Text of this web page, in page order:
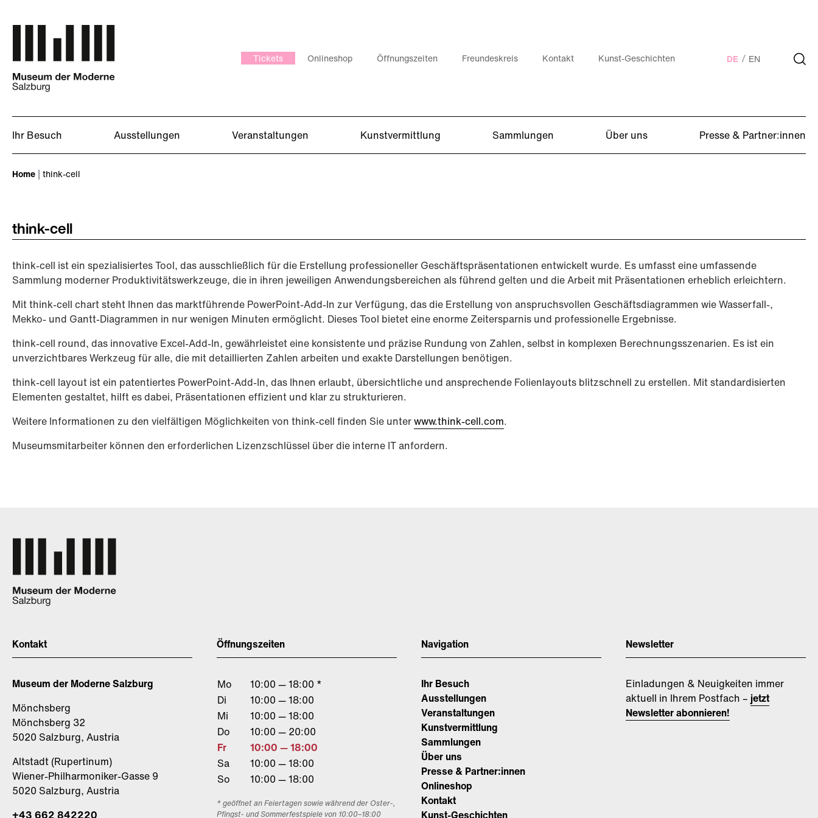
Tickets Onlineshop Öffnungszeiten Freundeskreis Kontakt Kunst-Geschichten DE EN
Ihr Besuch Ausstellungen Veranstaltungen Kunstvermittlung Sammlungen Über uns
Presse & Partner:innen
Home think-cell
think-cell
think-cell ist ein spezialisiertes Tool, das ausschließlich für die Erstellung professioneller Geschäftspräsentationen entwickelt wurde. Es umfasst eine umfassende
Sammlung moderner Produktivitätswerkzeuge, die in ihren jeweiligen Anwendungsbereichen als führend gelten und die Arbeit mit Präsentationen erheblich erleichtern.
Mit think-cell chart steht Ihnen das marktführende PowerPoint-Add-In zur Verfügung, das die Erstellung von anspruchsvollen Geschäftsdiagrammen wie Wasserfall-,
Mekko- und Gantt-Diagrammen in nur wenigen Minuten ermöglicht. Dieses Tool bietet eine enorme Zeitersparnis und professionelle Ergebnisse.
think-cell round, das innovative Excel-Add-In, gewährleistet eine konsistente und präzise Rundung von Zahlen, selbst in komplexen Berechnungsszenarien. Es ist ein
unverzichtbares Werkzeug für alle, die mit detaillierten Zahlen arbeiten und exakte Darstellungen benötigen.
think-cell layout ist ein patentiertes PowerPoint-Add-In, das Ihnen erlaubt, übersichtliche und ansprechende Folienlayouts blitzschnell zu erstellen. Mit standardisierten
Elementen gestaltet, hilft es dabei, Präsentationen effizient und klar zu strukturieren.
Weitere Informationen zu den vielfältigen Möglichkeiten von think-cell finden Sie unterwww.think-cell.com.
Museumsmitarbeiter können den erforderlichen Lizenzschlüssel über die interne IT anfordern.
Kontakt
Museum der Moderne Salzburg
Mönchsberg
Mönchsberg 32
5020 Salzburg, Austria
Altstadt (Rupertinum)
Wiener-Philharmoniker-Gasse 9
5020 Salzburg, Austria
+43 662 842220
Öffnungszeiten
Mo
10:00 — 18:00 *
Di
10:00 — 18:00
Mi
10:00 — 18:00
Do
10:00 — 20:00
Fr
10:00 — 18:00
Sa
10:00 — 18:00
So
10:00 — 18:00
* geöffnet an Feiertagen sowie während der Oster-,
Pfingst- und Sommerfestspiele von 10:00–18:00
Navigation
Ihr Besuch
Ausstellungen
Veranstaltungen
Kunstvermittlung
Sammlungen
Über uns
Presse & Partner:innen
Onlineshop
Kontakt
Kunst-Geschichten
Newsletter
Einladungen & Neuigkeiten immer
aktuell in Ihrem Postfach – jetzt
Newsletter abonnieren!